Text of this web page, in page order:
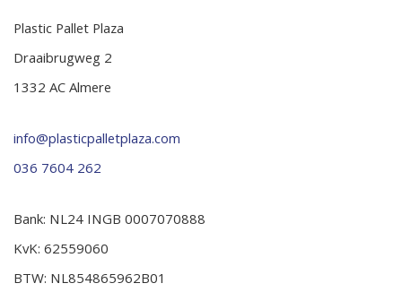
Plastic Pallet Plaza
Draaibrugweg 2
1332 AC Almere
info@plasticpalletplaza.com
036 7604 262
Bank: NL24 INGB 0007070888
KvK: 62559060
BTW: NL854865962B01